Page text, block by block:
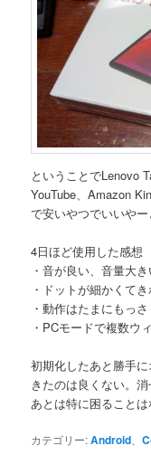
ということでLenovo
YouTube、Amazon
で安いやつでいいやー
4日ほど使用した感想
・音が良い、音量大
・ドットが細かくて
・動作はたまにもっ
・PCモードで複数ウ
初期化したあと勝手
きたのは良くない。消
あとは特に困ることは
カテゴリー:Android 、